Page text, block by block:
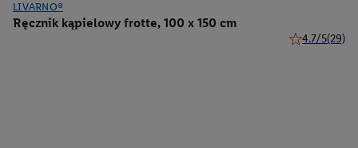
LIVARNO®
Ręcznik kąpielowy frotte, 100 x 150 cm
4.7/5(29)